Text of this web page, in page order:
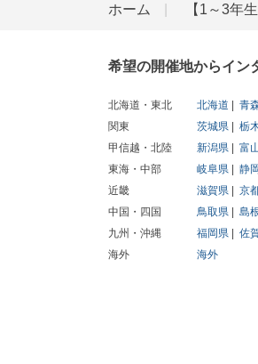
ホーム 【1～3年
希望の開催地からイン
北海道・東北 北海道 青
関東
茨城県 栃
甲信越・北陸
新潟県 富
東海・中部
岐阜県 静
近畿
滋賀県 京
中国・四国
鳥取県 島
九州・沖縄
福岡県 佐
海外
海外